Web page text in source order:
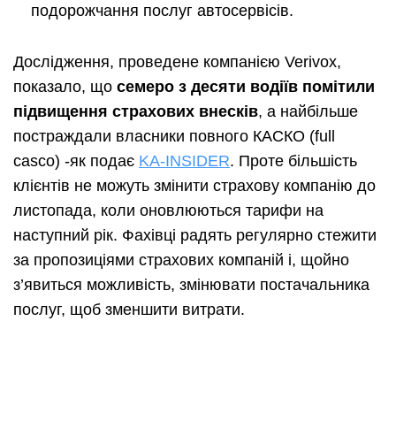
подорожчання послуг автосервісів.
Дослідження, проведене компанією Verivox,
показало, що семеро з десяти водіїв помітили
підвищення страхових внесків, а найбільше
постраждали власники повного КАСКО (full
casco) -як подає KA-INSIDER. Проте більшість
клієнтів не можуть змінити страхову компанію до
листопада, коли оновлюються тарифи на
наступний рік. Фахівці радять регулярно стежити
за пропозиціями страхових компаній і, щойно
з’явиться можливість, змінювати постачальника
послуг, щоб зменшити витрати.